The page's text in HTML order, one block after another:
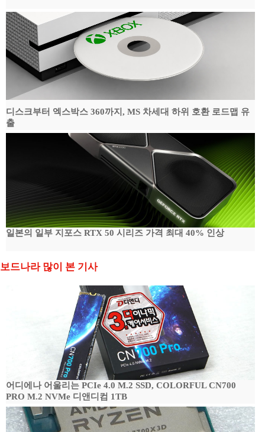
디스크부터 엑스박스 360까지, MS 차세대 하위 호환 로드맵 유
출
일본의 일부 지포스 RTX 50 시리즈 가격 최대 40% 인상
보드나라 많이 본 기사
어디에나 어울리는 PCIe 4.0 M.2 SSD, COLORFUL CN700
PRO M.2 NVMe 디앤디컴 1TB